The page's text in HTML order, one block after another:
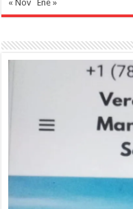
« Nov
Ene »